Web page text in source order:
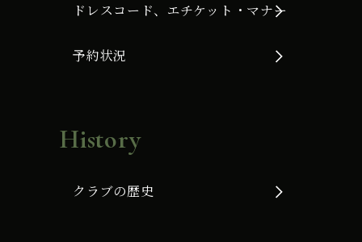
ドレスコード、エチケット・マナー
予約状況
History
クラブの歴史